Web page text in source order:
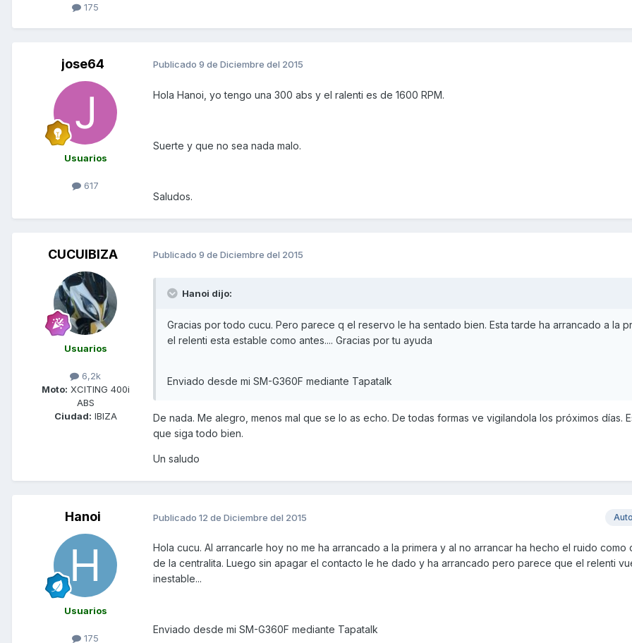
175
jose64
Usuarios
617
Publicado 9 de Diciembre del 2015
Hola Hanoi, yo tengo una 300 abs y el ralenti es de 1600 RPM.
Suerte y que no sea nada malo.
Saludos.
CUCUIBIZA
Usuarios
6,2k
Moto: XCITING 400i
ABS
Ciudad: IBIZA
Publicado 9 de Diciembre del 2015
Hanoi dijo:
Gracias por todo cucu. Pero parece q el reservo le ha sentado bien. Esta tarde ha arrancado a la
el relenti esta estable como antes.... Gracias por tu ayuda
Enviado desde mi SM-G360F mediante Tapatalk
De nada. Me alegro, menos mal que se lo as echo. De todas formas ve vigilandola los próximos días.
que siga todo bien.
Un saludo
Hanoi
Usuarios
175
Publicado 12 de Diciembre del 2015
Hola cucu. Al arrancarle hoy no me ha arrancado a la primera y al no arrancar ha hecho el ruido como
de la centralita. Luego sin apagar el contacto le he dado y ha arrancado pero parece que el relenti
inestable...
Enviado desde mi SM-G360F mediante Tapatalk